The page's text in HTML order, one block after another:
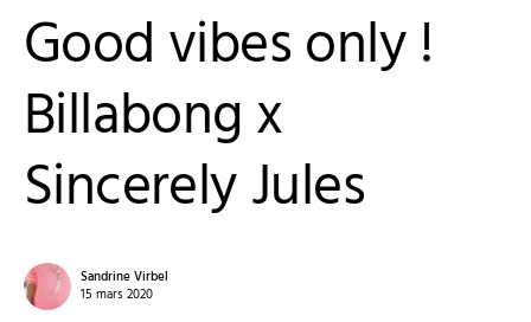
Good vibes only !
Billabong x
Sincerely Jules
Sandrine Virbel
15 mars 2020